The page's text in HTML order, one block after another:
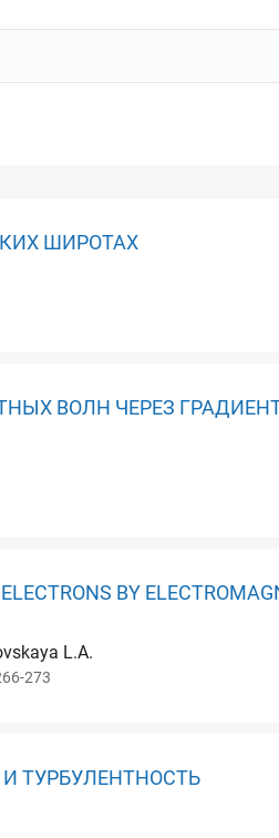
ШИРОТАХ
ВОЛН ЧЕРЕЗ
BY
L.A.
273
ТУРБУЛЕНТНОСТЬ